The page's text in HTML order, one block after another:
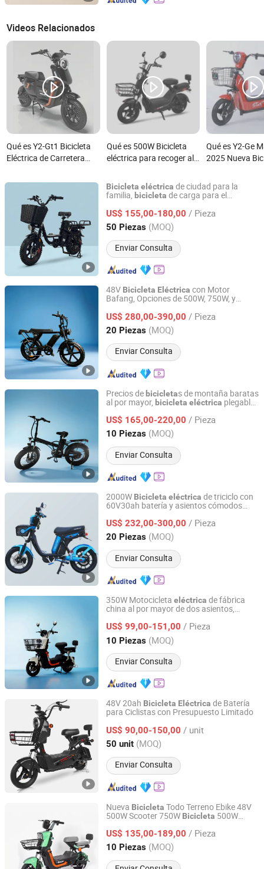
Videos Relacionados
Qué es Y2-Gt1 Bicicleta
Eléctrica de Carretera
Distancia 48V 350W
Motor de Cubo Trasero
500W Tipo Inteligente
Electrónico Opcional
800W Potencia del Motor
Qué es 500W Bicicleta
eléctrica para recoger al
Qué es Y2-Ge
2025 Nueva
12ah Alta
Velocidades
Eléctrica para
Bicicleta eléctrica de ciudad para la
familia, bicicleta de carga para el
portaequipajes trasero, bicicleta
entrega PRO Y120max
US$ 155,00-180,00 / Pieza
50 Piezas (MOQ)
Enviar Consulta
Linyi Huanyu Jindong New Energy Technology Co., Ltd.
Shandong, China Desde 2025
48V Bicicleta Eléctrica con Motor
Bafang, Opciones de 500W, 750W, y
Batería, Suspensión Completa, Frenado
Hidráulico
US$ 280,00-390,00 / Pieza
20 Piezas (MOQ)
Enviar Consulta
Linyi Huanyu Jindong New Energy Technology Co., Ltd.
Shandong, China Desde 2025
Precios de bicicletas de montaña baratas
al por mayor, bicicleta eléctrica plegable
US$ 165,00-220,00 / Pieza
10 Piezas (MOQ)
Enviar Consulta
Linyi Huanyu Jindong New Energy Technology Co., Ltd.
Shandong, China Desde 2025
2000W Bicicleta eléctrica de triciclo con
60V30ah batería y asientos cómodos
US$ 232,00-300,00 / Pieza
20 Piezas (MOQ)
Enviar Consulta
Linyi Huanyu Jindong New Energy Technology Co., Ltd.
Shandong, China Desde 2025
350W Motocicleta eléctrica de fábrica
china al por mayor de dos asientos,
Bicicletaeléctrica
US$ 99,00-151,00 / Pieza
10 Piezas (MOQ)
Enviar Consulta
Linyi Huanyu Jindong New Energy Technology Co., Ltd.
Shandong, China Desde 2025
48V 20ah Bicicleta Eléctrica de Batería
para Ciclistas con Presupuesto Limitado
US$ 90,00-150,00 / unit
50 unit (MOQ)
Enviar Consulta
Linyi Huanyu Jindong New Energy Technology Co., Ltd.
Shandong, China Desde 2025
Nueva Bicicleta Todo Terreno Ebike 48V
500W Scooter 750W Bicicleta 500W
Antirrobo para Seguridad
US$ 135,00-189,00 / Pieza
10 Piezas (MOQ)
Linyi Huanyu Jindong New Energy Technology Co., Ltd.
Shandong, China Desde 2025